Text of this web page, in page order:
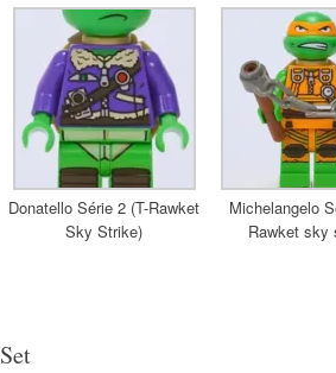
Donatello Série 2 (T-Rawket
Sky Strike)
Michelangelo
Rawket sky
Set